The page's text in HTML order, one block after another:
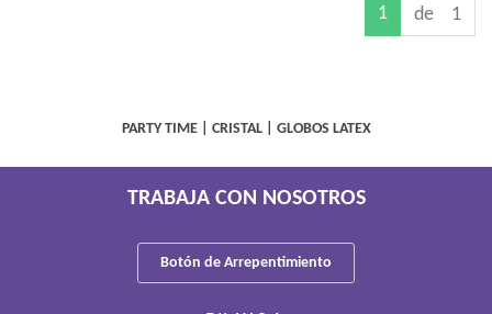
1 de 1
PARTY TIME| CRISTAL| GLOBOS LATEX
TRABAJA CON NOSOTROS
Botón de Arrepentimiento